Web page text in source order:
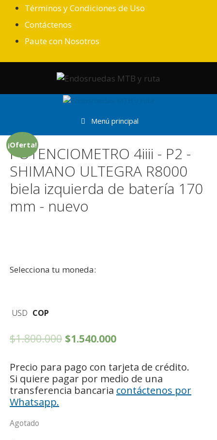
Saltar
contenido
Términos y Condiciones de Uso
Contáctenos
Paute con Nosotros
Menú principal
POTENCIOMETRO 4iiii - P2 -
SHIMANO ULTEGRA R8000
biela izquierda de batería 170
mm - nuevo
¡Oferta!
Selecciona tu moneda:
USD COP
$1.800.000 $1.540.000
Precio para pago con tarjeta de crédito.
Si quiere pagar por medio de una
transferencia bancaria contáctenos por
Whatsapp.
Agotado